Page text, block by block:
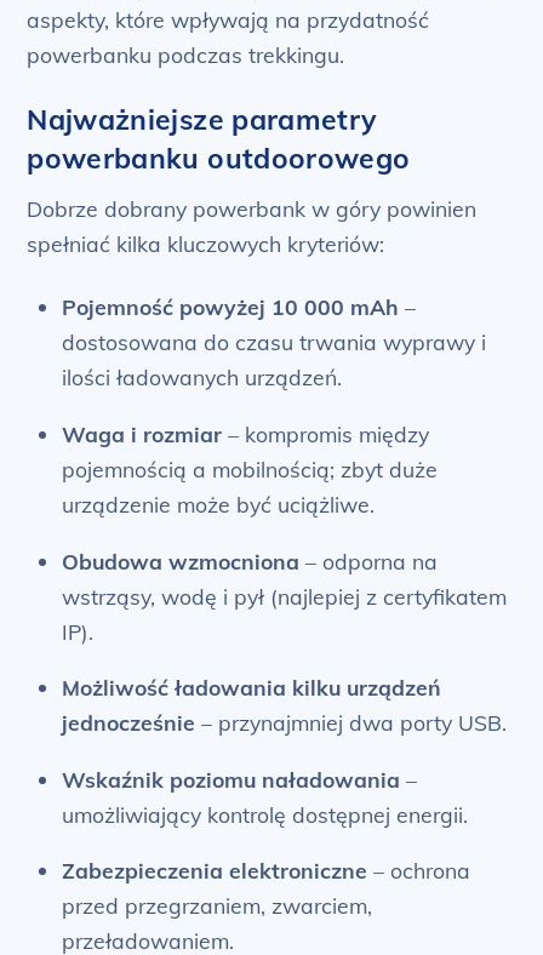
aspekty, które wpływają na przydatność
powerbanku podczas trekkingu.
Najważniejsze parametry
powerbanku outdoorowego
Dobrze dobrany powerbank w góry powinien
spełniać kilka kluczowych kryteriów:
Pojemność powyżej 10 000 mAh –
dostosowana do czasu trwania wyprawy i
ilości ładowanych urządzeń.
Waga i rozmiar– kompromis między
pojemnością a mobilnością; zbyt duże
urządzenie może być uciążliwe.
Obudowa wzmocniona – odporna na
wstrząsy, wodę i pył (najlepiej z certyfikatem
IP).
Możliwość ładowania kilku urządzeń
jednocześnie – przynajmniej dwa porty USB.
Wskaźnik poziomu naładowania –
umożliwiający kontrolę dostępnej energii.
Zabezpieczenia elektroniczne – ochrona
przed przegrzaniem, zwarciem,
przeładowaniem.